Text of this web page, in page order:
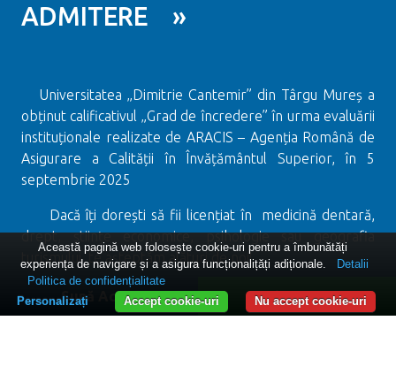
ADMITERE »
Universitatea „Dimitrie Cantemir” din Târgu Mureș a
obținut calificativul „Grad de încredere” în urma evaluării
instituționale realizate de ARACIS – Agenția Română de
Asigurare a Calității în Învățământul Superior, în 5
septembrie 2025
Dacă îți dorești să fii licențiat în medicină dentară,
drept, științe economice, psihologie sau geografia
turismului te așteptăm alături de noi!
Sună Acum WhatsApp
Această pagină web folosește cookie-uri pentru a îmbunătăți
experiența de navigare și a asigura funcționalițăți adiționale.
Detalii
Politica de confidențialitate
Nu accept cookie-uri
Accept cookie-uri
Personalizați